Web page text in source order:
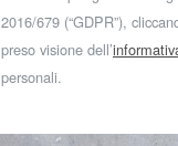
2016/679 (“GDPR”),
preso visione dell’
personali.